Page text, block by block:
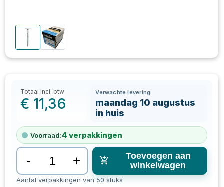
Totaal incl. btw
€ 11,36
Verwachte levering
maandag 10 augustus
in huis
Voorraad:4 verpakkingen
- +
Toevoegen aan
winkelwagen
Aantal verpakkingen van 50 stuks